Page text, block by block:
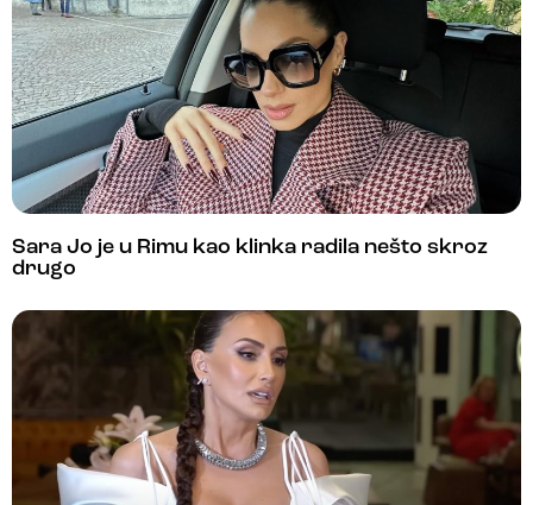
Sara Jo je u Rimu kao klinka radila nešto skroz
drugo